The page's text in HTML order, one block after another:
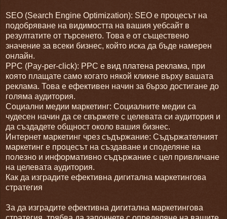
SEO (Search Engine Optimization): SEO е процесът на
подобряване на видимостта на вашия уебсайт в
резултатите от търсенето. Това е от съществено
значение за всеки бизнес, който иска да бъде намерен
онлайн.
PPC (Pay-per-click): PPC е вид платена реклама, при
която плащате само когато някой кликне върху вашата
реклама. Това е ефективен начин за бързо достигане до
голяма аудитория.
Социални медии маркетинг: Социалните медии са
чудесен начин да се свържете с целевата си аудитория и
да създадете общност около вашия бизнес.
Интернет маркетинг чрез съдържание: Съдържателният
маркетинг е процесът на създаване и споделяне на
полезно и информативно съдържание с цел привличане
на целевата аудитория.
Как да изградите ефективна дигитална маркетингова
стратегия
За да изградите ефективна дигитална маркетингова